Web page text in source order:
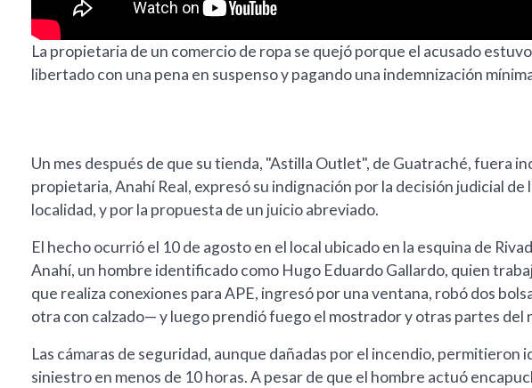
La propietaria de un comercio de ropa se quejó porque el acusado
libertado con una pena en suspenso y pagando una indemnización
Un mes después de que su tienda, "Astilla Outlet", de Guatraché, fuera
propietaria, Anahí Real, expresó su indignación por la decisión judicial de
localidad, y por la propuesta de un juicio abreviado.
El hecho ocurrió el 10 de agosto en el local ubicado en la esquina de
Anahí, un hombre identificado como Hugo Eduardo Gallardo, quien
que realiza conexiones para APE, ingresó por una ventana, robó dos
otra con calzado— y luego prendió fuego el mostrador y otras partes del
Las cámaras de seguridad, aunque dañadas por el incendio,
siniestro en menos de 10 horas. A pesar de que el hombre actuó